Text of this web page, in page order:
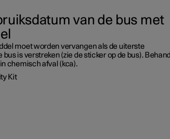
van de bus met
moet worden vervangen als de uiterste
is verstreken (zie de sticker op de bus).
chemisch afval (kca).
Kit